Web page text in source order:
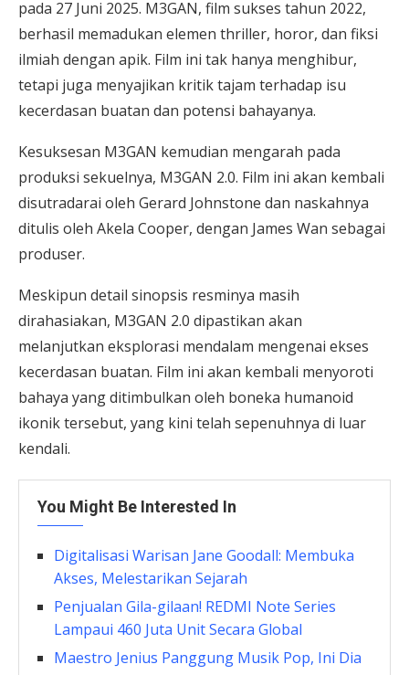
pada 27 Juni 2025. M3GAN, film sukses tahun 2022,
berhasil memadukan elemen thriller, horor, dan fiksi
ilmiah dengan apik. Film ini tak hanya menghibur,
tetapi juga menyajikan kritik tajam terhadap isu
kecerdasan buatan dan potensi bahayanya.
Kesuksesan M3GAN kemudian mengarah pada
produksi sekuelnya, M3GAN 2.0. Film ini akan kembali
disutradarai oleh Gerard Johnstone dan naskahnya
ditulis oleh Akela Cooper, dengan James Wan sebagai
produser.
Meskipun detail sinopsis resminya masih
dirahasiakan, M3GAN 2.0 dipastikan akan
melanjutkan eksplorasi mendalam mengenai ekses
kecerdasan buatan. Film ini akan kembali menyoroti
bahaya yang ditimbulkan oleh boneka humanoid
ikonik tersebut, yang kini telah sepenuhnya di luar
kendali.
You Might Be Interested In
Digitalisasi Warisan Jane Goodall: Membuka
Akses, Melestarikan Sejarah
Penjualan Gila-gilaan! REDMI Note Series
Lampaui 460 Juta Unit Secara Global
Maestro Jenius Panggung Musik Pop, Ini Dia